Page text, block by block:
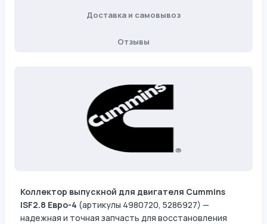
Доставка и самовывоз
Отзывы
Коллектор выпускной для двигателя Cummins
ISF2.8 Евро-4 (артикулы 4980720, 5286927) —
надежная и точная запчасть для восстановления